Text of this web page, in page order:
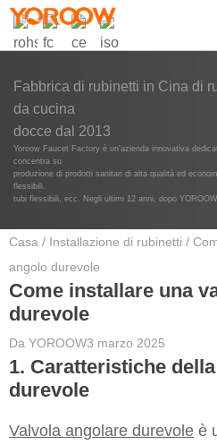
Fabbrica di rubinetti in Cina di
da cucina
docce dal 2013
Yoroow Faucet Factory è un'azienda innovativa
concentra su
produzione di prodotti sanitari di alta qualità ed
flessibili.
tubi flessibili, ecc. Negli ultimi 12 anni, dopo YOROOW
Casa / Installazione di rubinetti /
angolo durevole
Come installare una
durevole
Da YOROOW3 marzo 2025
1. Caratteristiche
durevole
Valvola angolare durevole è